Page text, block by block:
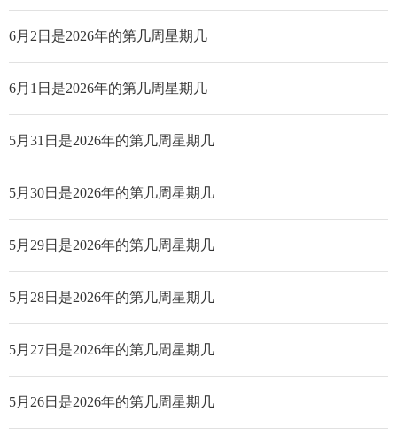
6月2日是2026年的第几周星期几
6月1日是2026年的第几周星期几
5月31日是2026年的第几周星期几
5月30日是2026年的第几周星期几
5月29日是2026年的第几周星期几
5月28日是2026年的第几周星期几
5月27日是2026年的第几周星期几
5月26日是2026年的第几周星期几